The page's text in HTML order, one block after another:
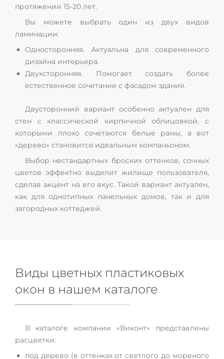
протяжении 15-20 лет.
Вы можете выбрать один из двух видов
ламинации:
Односторонняя. Актуальна для современного
дизайна интерьера.
Двухсторонняя. Помогает создать более
естественное сочетание с фасадом здания.
Двусторонний вариант особенно актуален для
стен с классической кирпичной облицовкой, с
которыми плохо сочетаются белые рамы, а вот
«дерево» становится идеальным компаньоном.
Выбор нестандартных броских оттенков, сочных
цветов эффектно выделит жилище пользователя,
сделав акцент на его вкус. Такой вариант актуален,
как для однотипных панельных домов, так и для
загородных коттеджей.
Виды цветных пластиковых
окон в нашем каталоге
В каталоге компании «Виконт» представлены
расцветки:
под дерево (в оттенках от светлого до мореного